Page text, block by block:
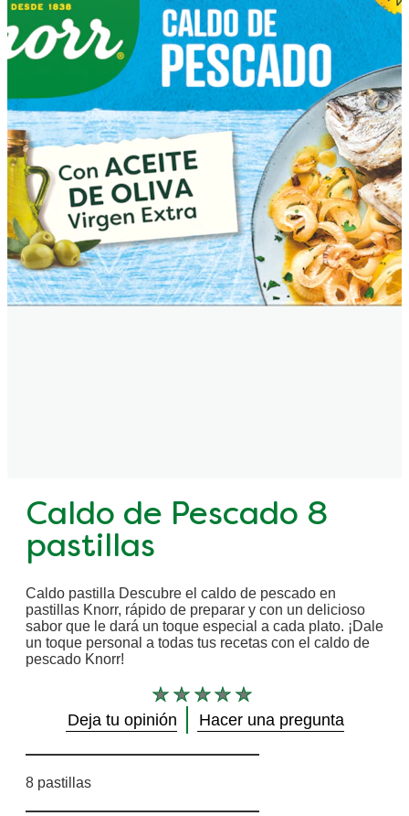
Caldo de Pescado 8
pastillas
Caldo pastilla Descubre el caldo de pescado en
pastillas Knorr, rápido de preparar y con un delicioso
sabor que le dará un toque especial a cada plato. ¡Dale
un toque personal a todas tus recetas con el caldo de
pescado Knorr!
No
se
han
para
Deja tu opinión Hacer una pregunta
8 pastillas